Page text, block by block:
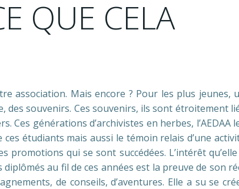
QUE CELA
association. Mais encore ? Pour les plus jeunes,
souvenirs. Ces souvenirs, ils sont étroitement
Ces générations d’archivistes en herbes, l’AEDAA
étudiants mais aussi le témoin relais d’une
qui se sont succédées. L’intérêt qu’elle
au fil de ces années est la preuve de son
de conseils, d’aventures. Elle a su se